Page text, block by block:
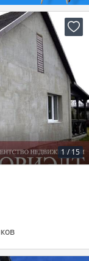
1 / 15